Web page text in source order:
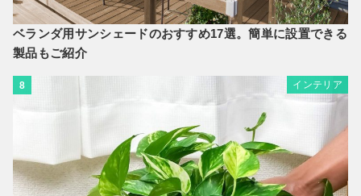
ベランダ用サンシェードのおすすめ17選。簡単に設置できる
製品もご紹介
8 インテリア